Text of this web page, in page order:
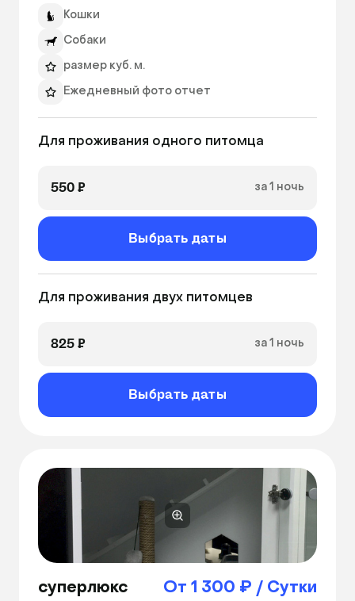
- Когтеточка +50 ₽/сут
Кошки
Собаки
размер куб. м.
Ежедневный фото отчет
Уборка 2 раза в день
Фильтрованная вода
увлажнитель воздуха
Кварцевание
Для проживания одного питомца
550 ₽ за 1 ночь
Выбрать даты
Для проживания двух питомцев
825 ₽ за 1 ночь
Выбрать даты
суперлюкс От 1 300 ₽ / Сутки